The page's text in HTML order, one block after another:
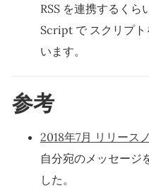
RSS を連携するく
Script で スクリプ
います。
参考
2018年7月 リリース
自分宛のメッセージ
した。